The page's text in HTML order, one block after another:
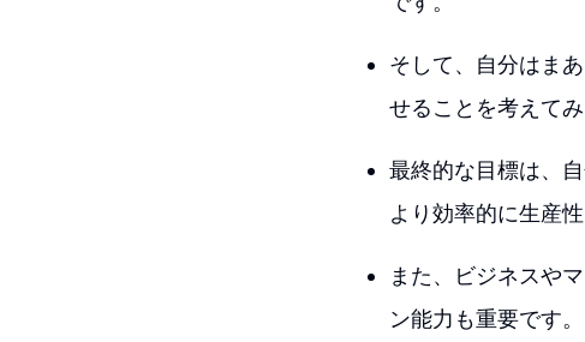
そして、自分はま
せることを考えてみ
最終的な目標は、
より効率的に生産
また、ビジネスや
ン能力も重要です